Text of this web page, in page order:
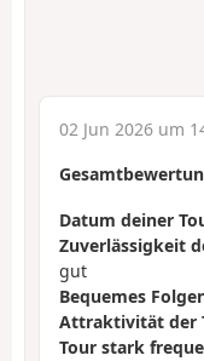
02 Jun 2026 um
Datum deiner
Zuverlässigkeit
gut
Bequemes
Attraktivität der
Tour stark